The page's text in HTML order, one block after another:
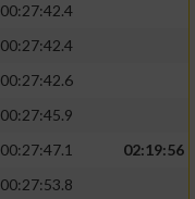
00:27:42.4
00:27:42.4
00:27:42.6
00:27:45.9
00:27:47.1
02:19:56
00:27:53.8